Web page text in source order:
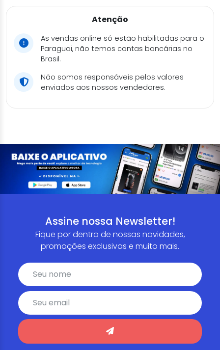
Atenção
As vendas online só estão habilitadas para o
Paraguai, não temos contas bancárias no
Brasil.
Não somos responsáveis pelos valores
enviados aos nossos vendedores.
Assine nossa Newsletter!
Fique por dentro de nossas novidades,
promoções exclusivas e muito mais.